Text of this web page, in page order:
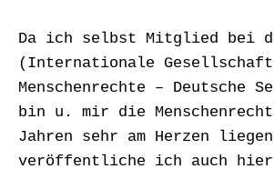
Da ich selbst Mitglied bei
(Internationale
Menschenrechte – Deutsche
bin u. mir die
Jahren sehr am Herzen
veröffentliche ich auch hier